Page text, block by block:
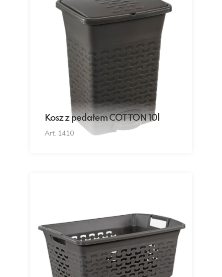
Kosz z pedałem COTTON 10l
Art. 1410